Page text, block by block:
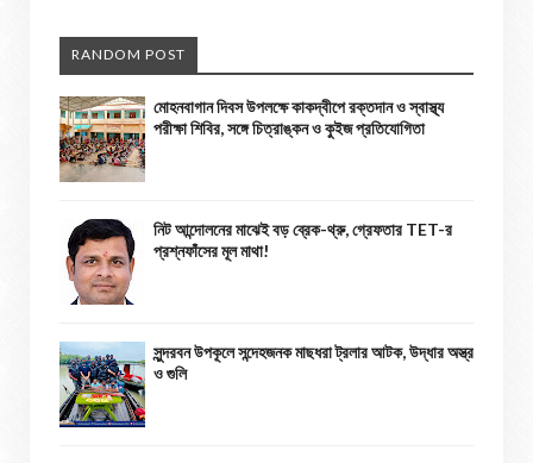
RANDOM POST
মোহনবাগান দিবস উপলক্ষে কাকদ্বীপে রক্তদান ও স্বাস্থ্য
পরীক্ষা শিবির, সঙ্গে চিত্রাঙ্কন ও কুইজ প্রতিযোগিতা
নিট আন্দোলনের মাঝেই বড় ব্রেক-থ্রু, গ্রেফতার TET-র
প্রশ্নফাঁসের মূল মাথা!
সুন্দরবন উপকূলে সন্দেহজনক মাছধরা ট্রলার আটক, উদ্ধার অস্ত্র
ও গুলি